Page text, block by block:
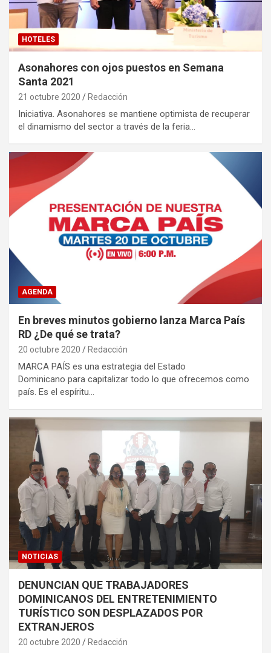
HOTELES
Asonahores con ojos puestos en Semana
Santa 2021
21 octubre 2020 Redacción
Iniciativa. Asonahores se mantiene optimista de recuperar
el dinamismo del sector a través de la feria…
AGENDA
En breves minutos gobierno lanza Marca País
RD ¿De qué se trata?
20 octubre 2020 Redacción
MARCA PAÍS es una estrategia del Estado
Dominicano para capitalizar todo lo que ofrecemos como
país. Es el espíritu…
NOTICIAS
DENUNCIAN QUE TRABAJADORES
DOMINICANOS DEL ENTRETENIMIENTO
TURÍSTICO SON DESPLAZADOS POR
EXTRANJEROS
20 octubre 2020 Redacción